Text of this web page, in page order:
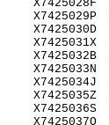
X7425028F
X7425029P
X7425030D
X7425031X
X7425032B
X7425033N
X7425034J
X7425035Z
X7425036S
X7425037Q